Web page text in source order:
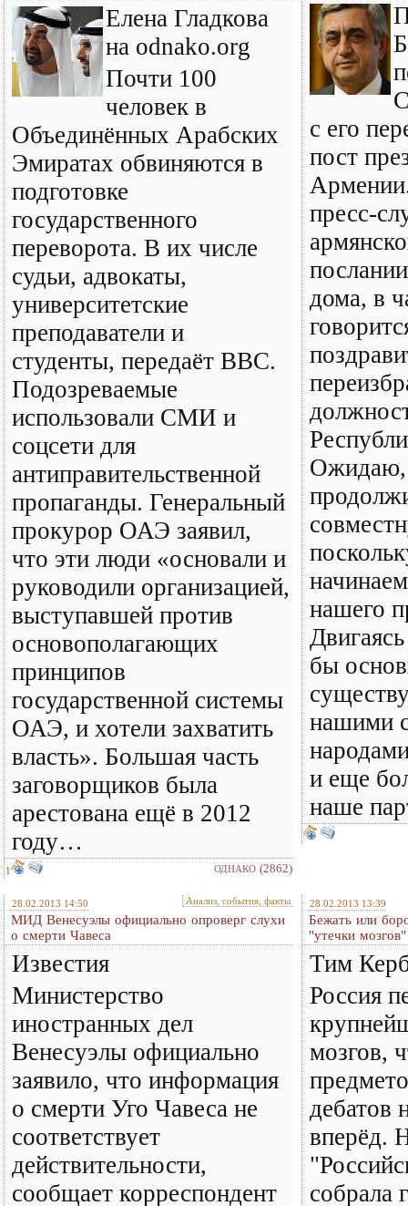
Елена Гладкова
на odnako.org
Почти 100
человек в
Объединённых Арабских
Эмиратах обвиняются в
подготовке
государственного
переворота. В их числе
судьи, адвокаты,
университетские
преподаватели и
студенты, передаёт ВВС.
Подозреваемые
использовали СМИ и
соцсети для
антиправительственной
пропаганды. Генеральный
прокурор ОАЭ заявил,
что эти люди «основали и
руководили организацией,
выступавшей против
основополагающих
принципов
государственной системы
ОАЭ, и хотели захватить
власть». Большая часть
заговорщиков была
арестована ещё в 2012
году…
1 ОДНАКО (2862)
с его
пост
пресс-
дома, в
нашего
бы
нашими
и еще
наше
28.02.2013 14:50 Анализ, события, факты
МИД Венесуэлы официально опроверг слухи
о смерти Чавеса
Известия
Министерство
иностранных дел
Венесуэлы официально
заявило, что информация
о смерти Уго Чавеса не
соответствует
действительности,
сообщает корреспондент
28.02.2013 13:39
Бежать или
"утечки
Тим
Россия
мозгов,
дебатов
вперёд.
собрала